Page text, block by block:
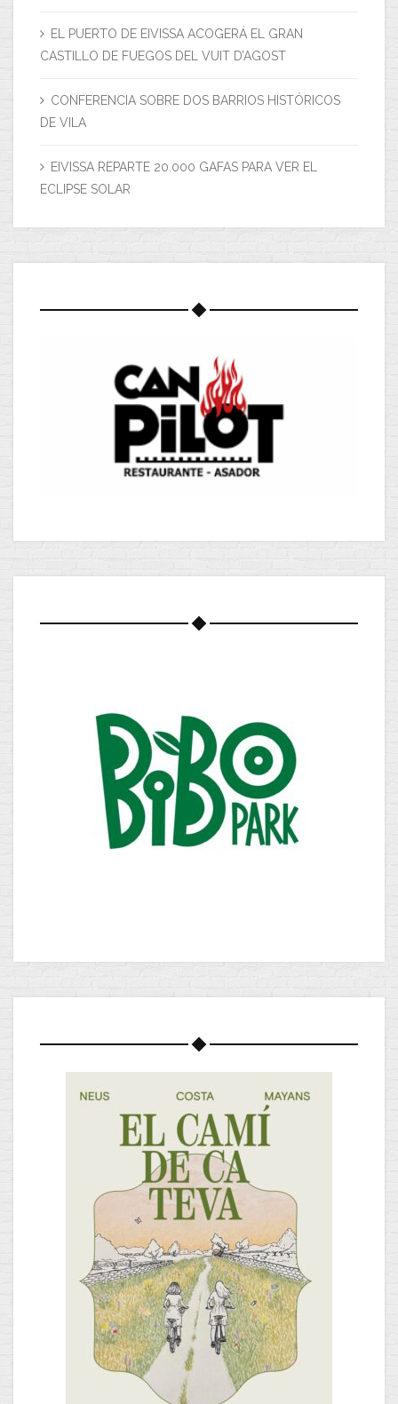
EL PUERTO DE EIVISSA ACOGERÁ EL GRAN
CASTILLO DE FUEGOS DEL VUIT D’AGOST
CONFERENCIA SOBRE DOS BARRIOS HISTÓRICOS
DE VILA
EIVISSA REPARTE 20.000 GAFAS PARA VER EL
ECLIPSE SOLAR